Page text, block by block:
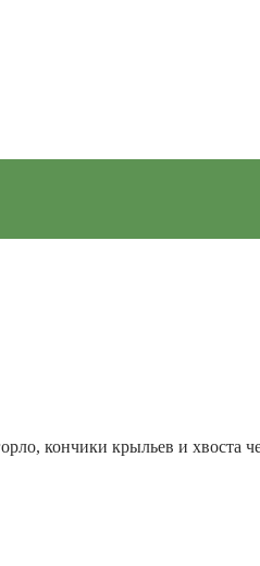
кончики крыльев и хвоста